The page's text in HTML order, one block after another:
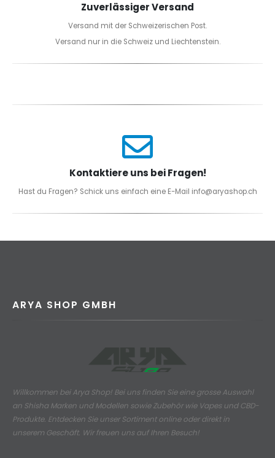
Zuverlässiger Versand
Versand mit der Schweizerischen Post.
Versand nur in die Schweiz und Liechtenstein.
Kontaktiere uns bei Fragen!
Hast du Fragen? Schick uns einfach eine E-Mail info@aryashop.ch
ARYA SHOP GMBH
Willkommen bei Arya Shop! Bei uns finden Sie eine grosse Auswahl
an Shisha Marken und Modellen sowie Zubehör wie Vapes und CBD-
Produkte. Entdecken Sie unser Sortiment online oder direkt in
unserem Geschäft. Wir freuen uns auf Ihren Besuch!